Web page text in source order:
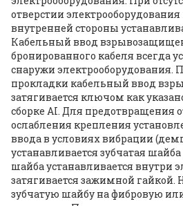
отверстии
внутренней стороны
Кабельный ввод
бронированного кабеля всегда
снаружи электрооборудования.
прокладки кабельный ввод
затягивается ключом как
сборке AI. Для предотвращения
ослабления крепления
ввода в условиях вибрации
устанавливается зубчатая шайба
шайба устанавливается внутри
затягивается зажимной гайкой.
зубчатую шайбу на фибровую